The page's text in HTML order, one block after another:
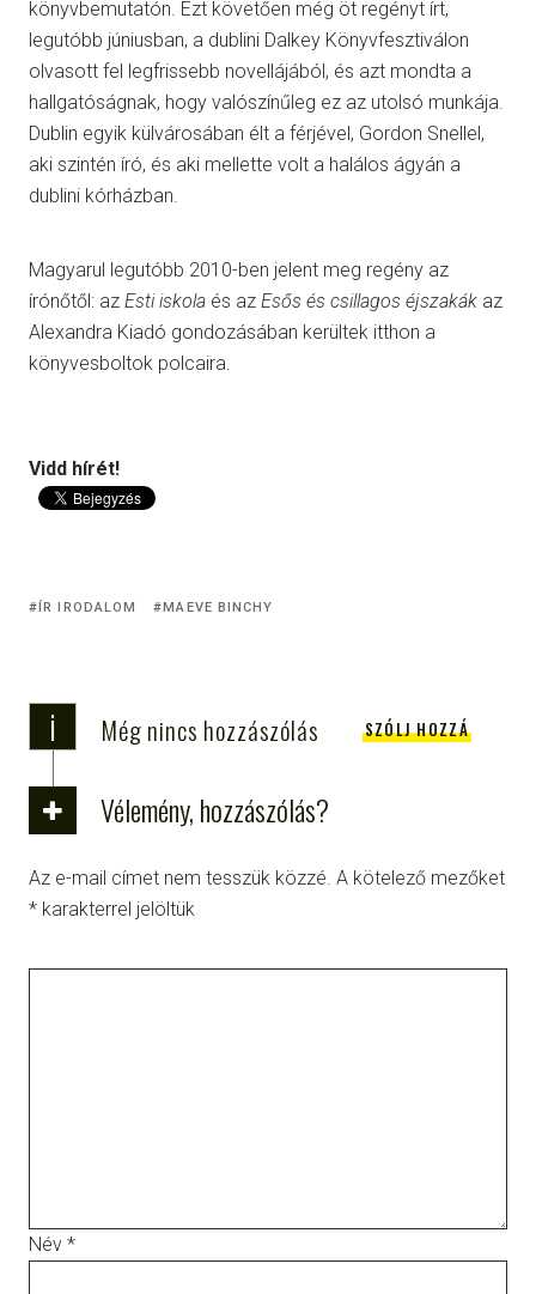
könyvbemutatón. Ezt követően még öt regényt írt,
legutóbb júniusban, a dublini Dalkey Könyvfesztiválon
olvasott fel legfrissebb novellájából, és azt mondta a
hallgatóságnak, hogy valószínűleg ez az utolsó munkája.
Dublin egyik külvárosában élt a férjével, Gordon Snellel,
aki szintén író, és aki mellette volt a halálos ágyán a
dublini kórházban.
Magyarul legutóbb 2010-ben jelent meg regény az
írónőtől: az Esti iskola és az Esős és csillagos éjszakák az
Alexandra Kiadó gondozásában kerültek itthon a
könyvesboltok polcaira.
Vidd hírét!
ÍR IRODALOM MAEVE BINCHY
i Még nincs hozzászólás SZÓLJ HOZZÁ
Vélemény, hozzászólás?
Az e-mail címet nem tesszük közzé. A kötelező mezőket
* karakterrel jelöltük
Név *